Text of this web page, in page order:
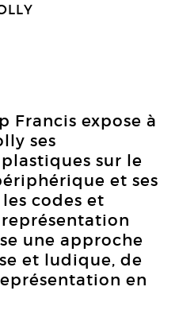
Francis expose à
ses
sur le
et ses
codes et
une approche
et ludique, de
en